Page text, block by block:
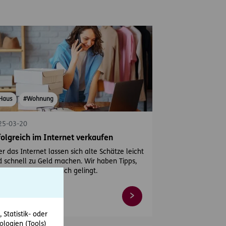
Statistik- oder
(Tools)
#Wohnung
03-20
im Internet verkaufen
das Internet lassen sich alte Schätze leicht
schnell zu Geld machen. Wir haben Tipps,
Ihnen das erfolgreich gelingt.